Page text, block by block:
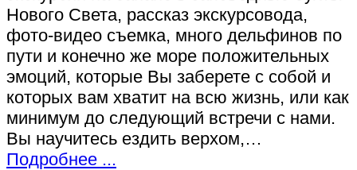
Нового Света, рассказ экскурсовода,
фото-видео съемка, много дельфинов по
пути и конечно же море положительных
эмоций, которые Вы заберете с собой и
которых вам хватит на всю жизнь, или как
минимум до следующий встречи с нами.
Вы научитесь ездить верхом,…
Подробнее ...